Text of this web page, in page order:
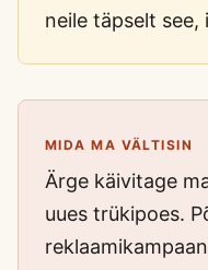
neile täpselt see,
MIDA MA VÄLTISIN
Ärge käivitage
uues trükipoes.